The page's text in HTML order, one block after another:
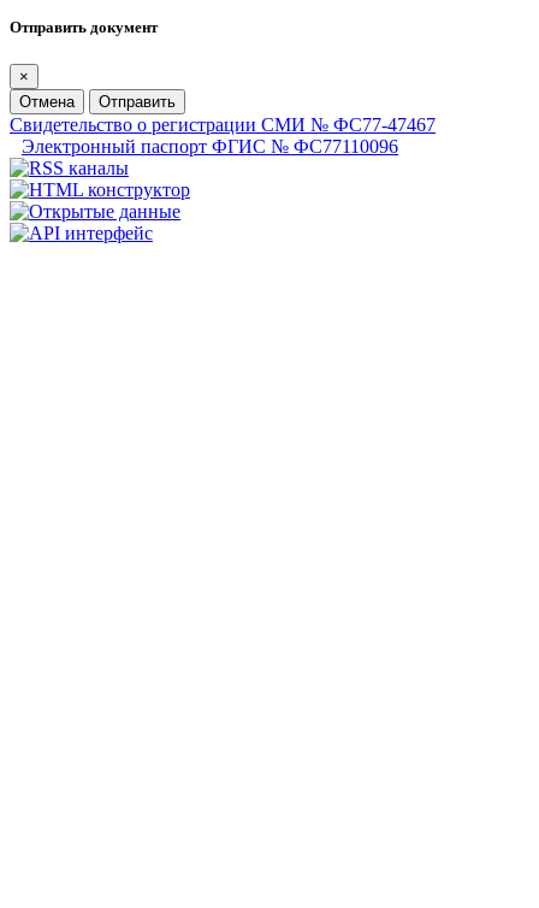
Отправить документ
×
Отмена
Отправить
Свидетельство о регистрации СМИ № ФС77-47467
Электронный паспорт ФГИС № ФС77110096